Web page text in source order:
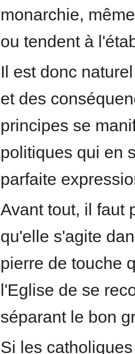
monarchie,
ou tendent à
Il est donc
et des
principes se
politiques qui en
parfaite
Avant tout, il faut
qu'elle s'agite
pierre de touche
l'Eglise de se
séparant le bon
Si les